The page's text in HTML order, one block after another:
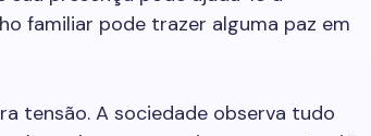
familiar pode trazer alguma paz em
tensão. A sociedade observa tudo